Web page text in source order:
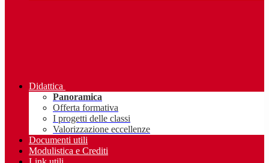
Didattica
Panoramica
Offerta formativa
I progetti delle classi
Valorizzazione eccellenze
Documenti utili
Modulistica e Crediti